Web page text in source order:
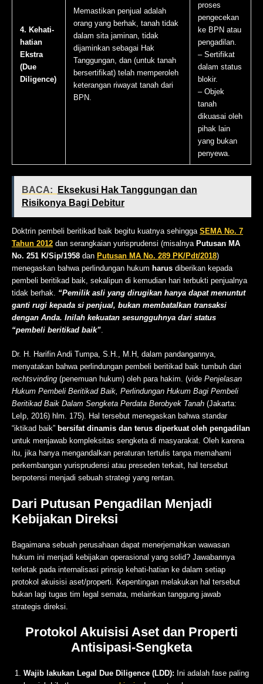
4. Kehati-
hatian
Ekstra
(Due
Diligence)
Memastikan penjual adalah
orang yang berhak, tanah tidak
dalam sita jaminan, tidak
dijaminkan sebagai Hak
Tanggungan, dan (untuk tanah
bersertifikat) telah memperoleh
keterangan riwayat tanah dari
BPN.
proses
pengecekan
ke BPN atau
pengadilan.
– Sertifikat
dalam status
blokir.
– Objek
tanah
dikuasai oleh
pihak lain
yang bukan
penyewa.
BACA:
Eksekusi Hak Tanggungan dan
Risikonya Bagi Debitur
Doktrin pembeli beritikad baik begitu kuatnya sehingga SEMA No. 7
Tahun 2012 dan serangkaian yurisprudensi (misalnya Putusan MA
No. 251 K/Sip/1958 dan Putusan MA No. 289 PK/Pdt/2018)
menegaskan bahwa perlindungan hukum harus diberikan kepada
pembeli beritikad baik, sekalipun di kemudian hari terbukti penjualnya
tidak berhak. “Pemilik asli yang dirugikan hanya dapat menuntut
ganti rugi kepada si penjual, bukan membatalkan transaksi
dengan Anda. Inilah kekuatan sesungguhnya dari status
“pembeli beritikad baik”
Dr. H. Harifin Andi Tumpa, S.H., M.H, dalam pandangannya,
menyatakan bahwa perlindungan pembeli beritikad baik tumbuh dari
rechtsvinding (penemuan hukum) oleh para hakim. (vide Penjelasan
Hukum Pembeli Beritikad Baik, Perlindungan Hukum Bagi Pembeli
Beritikad Baik Dalam Sengketa Perdata Berobyek Tanah (Jakarta:
LeIp, 2016) hlm. 175). Hal tersebut menegaskan bahwa standar
“iktikad baik” bersifat dinamis dan terus diperkuat oleh pengadilan
untuk menjawab kompleksitas sengketa di masyarakat. Oleh karena
itu, jika hanya mengandalkan peraturan tertulis tanpa memahami
perkembangan yurisprudensi atau preseden terkait, hal tersebut
berpotensi menjadi sebuah strategi yang rentan.
Dari Putusan Pengadilan Menjadi
Kebijakan Direksi
Bagaimana sebuah perusahaan dapat menerjemahkan wawasan
hukum ini menjadi kebijakan operasional yang solid? Jawabannya
terletak pada internalisasi prinsip kehati-hatian ke dalam setiap
protokol akuisisi aset/properti. Kepentingan melakukan hal tersebut
bukan lagi tugas tim legal semata, melainkan tanggung jawab
strategis direksi.
Protokol Akuisisi Aset dan Properti
Antisipasi-Sengketa
Wajib lakukan Legal Due Diligence (LDD): Ini adalah fase paling